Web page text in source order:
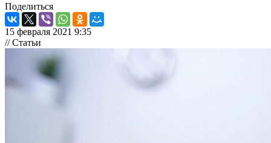
Поделиться
15 февраля 2021 9:35
// Статьи